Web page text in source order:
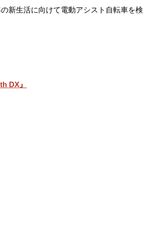
新生活に向けて電動アシスト自転車を検
DX』